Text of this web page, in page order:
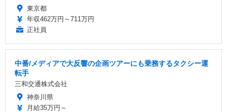
東京都
年収462万円～711万円
正社員
中番/メディアで大反響の企画ツアーにも乗務するタクシー運
転手
三和交通株式会社
神奈川県
月給35万円～